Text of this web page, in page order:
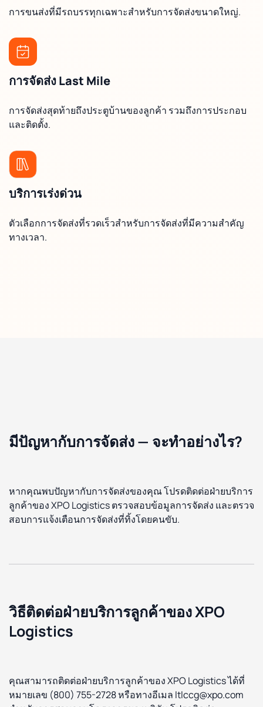
การขนส่งที่มีรถบรรทุกเฉพาะสำหรับการจัดส่งขนาดใหญ่.
การจัดส่ง Last Mile
การจัดส่งสุดท้ายถึงประตูบ้านของลูกค้า รวมถึงการประกอบ
และติดตั้ง.
บริการเร่งด่วน
ตัวเลือกการจัดส่งที่รวดเร็วสำหรับการจัดส่งที่มีความสำคัญ
ทางเวลา.
มีปัญหากับการจัดส่ง — จะทำอย่างไร?
หากคุณพบปัญหากับการจัดส่งของคุณ โปรดติดต่อฝ่ายบริการ
ลูกค้าของ XPO Logistics ตรวจสอบข้อมูลการจัดส่ง และตรวจ
สอบการแจ้งเตือนการจัดส่งที่ทิ้งโดยคนขับ.
วิธีติดต่อฝ่ายบริการลูกค้าของ XPO
Logistics
คุณสามารถติดต่อฝ่ายบริการลูกค้าของ XPO Logistics ได้ที่
หมายเลข (800) 755-2728 หรือทางอีเมล ltlccg@xpo.com